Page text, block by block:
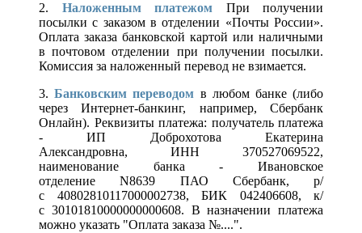
2. Наложенным платежом При получении
посылки с заказом в отделении «Почты России».
Оплата заказа банковской картой или наличными
в почтовом отделении при получении посылки.
Комиссия за наложенный перевод не взимается.
3.Банковским переводом в любом банке (либо
через Интернет-банкинг, например, Сбербанк
Онлайн). Реквизиты платежа: получатель платежа
- ИП Доброхотова Екатерина
Александровна, ИНН 370527069522,
наименование банка - Ивановское
отделение N8639 ПАО Сбербанк, р/
с 40802810117000002738, БИК 042406608, к/
с 30101810000000000608. В назначении платежа
можно указать "Оплата заказа №....".